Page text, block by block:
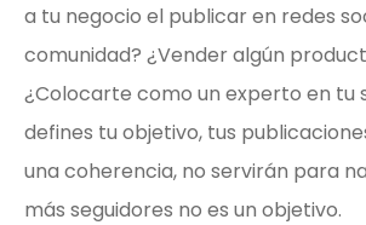
a tu negocio el publicar en redes
comunidad? ¿Vender algún
¿Colocarte como un experto en tu
defines tu objetivo, tus
una coherencia, no servirán para
más seguidores no es un objetivo.